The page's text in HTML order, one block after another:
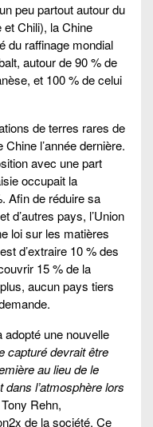
peu partout autour du
Chili), la Chine
du raffinage mondial
autour de 90 % de
et 100 % de celui
de terres rares de
l’année dernière.
avec une part
occupait la
Afin de réduire sa
d’autres pays, l’Union
loi sur les matières
d’extraire 10 % des
15 % de la
aucun pays tiers
une nouvelle
capturé devrait être
au lieu de le
l’atmosphère lors
Rehn,
de la société. Ce